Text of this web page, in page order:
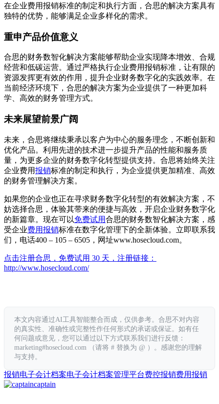
在企业费用报销标准的制定和执行方面，合思的解决方案具有
独特的优势，能够满足企业多样化的需求。
重申产品价值意义
合思的财务数智化解决方案能够帮助企业实现降本增效、合规
经营和低碳运营。通过严格执行企业费用报销标准，让有限的
资源发挥更有效的作用，提升企业财务数字化的实践效率。在
当前经济环境下，合思的解决方案为企业提供了一种更加科
学、高效的财务管理方式。
未来展望前景广阔
未来，合思将继续秉承以客户为中心的服务理念，不断创新和
优化产品。利用先进的技术进一步提升产品的性能和服务质
量，为更多企业的财务数字化转型提供支持。合思将始终关注
企业费用报销标准的制定和执行，为企业提供更加精准、高效
的财务管理解决方案。
如果您的企业也正在寻求财务数字化转型的有效解决方案，不
妨选择合思，体验其带来的便捷与高效，开启企业财务数字化
的新篇章。现在可以免费试用合思的财务数智化解决方案，感
受企业费用报销标准在数字化管理下的全新体验。立即联系我
们，电话400 – 105 – 6505，网址www.hosecloud.com。
点击注册合思，免费试用 30 天，注册链接：
http://www.hosecloud.com/
本文内容通过AI工具智能整合而成，仅供参考。合思不对内容
的真实性、准确性或完整性作任何形式的承诺或保证。如有任
何问题或意见，您可以通过以下方式联系我们进行反馈：
marketing#hosecloud.com （请将 # 替换为 @ ）。感谢您的理解
与支持。
报销电子会计档案电子会计档案管理平台费控报销费用报销
captain